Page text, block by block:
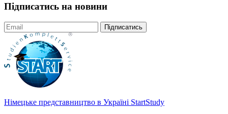
Підписатись на новини
Підписатись
Німецьке представництво в Україні StartStudy